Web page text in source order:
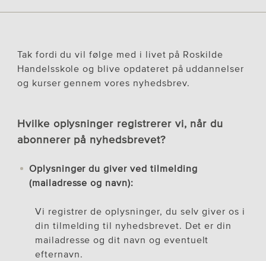
Tak fordi du vil følge med i livet på Roskilde
Handelsskole og blive opdateret på uddannelser
og kurser gennem vores nyhedsbrev.
Hvilke oplysninger registrerer vi, når du
abonnerer på nyhedsbrevet?
Oplysninger du giver ved tilmelding
(mailadresse og navn):
Vi registrer de oplysninger, du selv giver os i
din tilmelding til nyhedsbrevet. Det er din
mailadresse og dit navn og eventuelt
efternavn.